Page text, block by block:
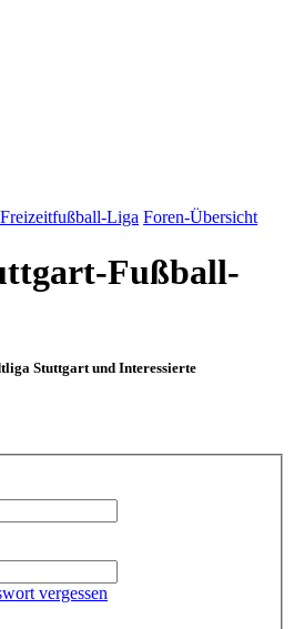
Liga Foren-Übersicht
Fußball-
Stuttgart und Interessierte
vergessen